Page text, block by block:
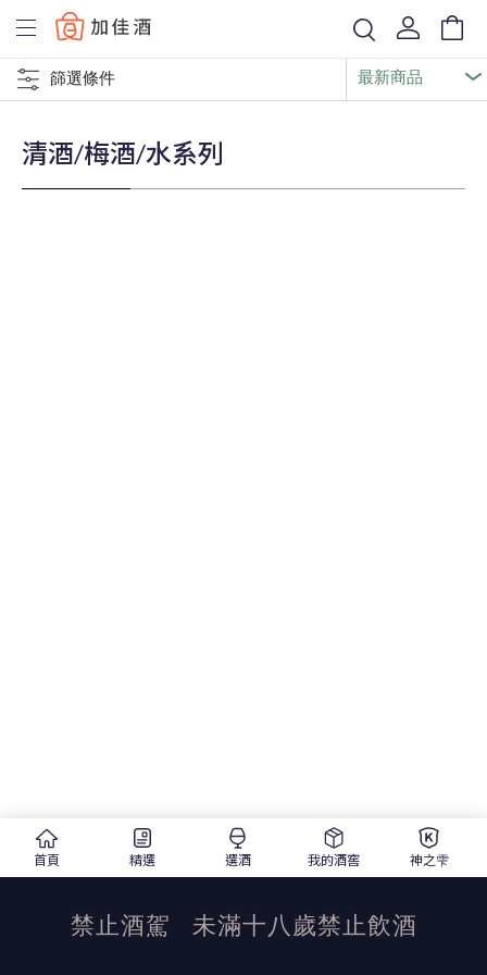
Baccus
篩選條件
清酒/梅酒/水系列
首頁 精選 選酒 我的酒窖 神之雫
禁止酒駕 未滿十八歲禁止飲酒